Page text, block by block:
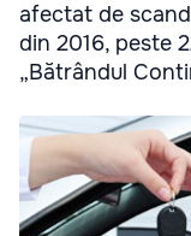
afectat de
din 2016, peste
„Bătrândul